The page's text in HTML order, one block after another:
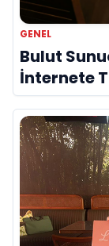
GENEL
Bulut
İnternete